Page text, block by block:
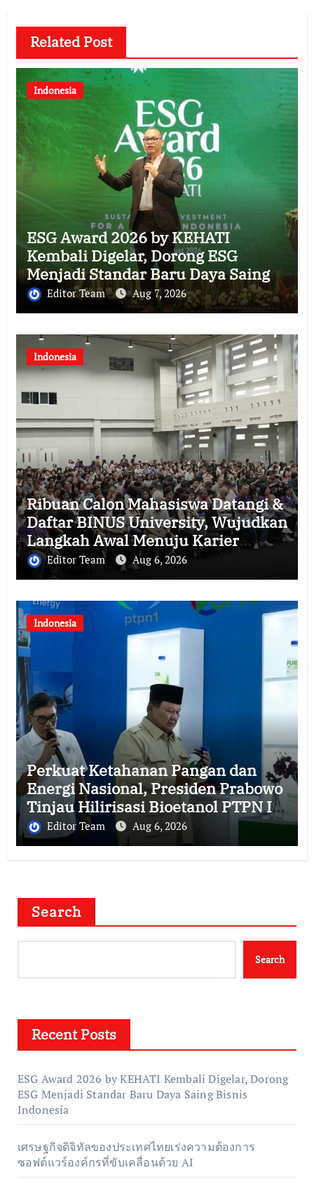
Related Post
Indonesia
ESG Award 2026 by KEHATI
Kembali Digelar, Dorong ESG
Menjadi Standar Baru Daya Saing
Bisnis Indonesia
Editor Team Aug 7, 2026
Indonesia
Ribuan Calon Mahasiswa Datangi &
Daftar BINUS University, Wujudkan
Langkah Awal Menuju Karier
Global
Editor Team Aug 6, 2026
Indonesia
Perkuat Ketahanan Pangan dan
Energi Nasional, Presiden Prabowo
Tinjau Hilirisasi Bioetanol PTPN I
(Persero), Subholding Perkebunan
Nusantara
Editor Team Aug 6, 2026
Search
Search
Recent Posts
ESG Award 2026 by KEHATI Kembali Digelar, Dorong
ESG Menjadi Standar Baru Daya Saing Bisnis
Indonesia
เศรษฐกิจดิจิทัลของประเทศไทยเร่งความต้องการ
ซอฟต์แวร์องค์กรที่ขับเคลื่อนด้วย AI